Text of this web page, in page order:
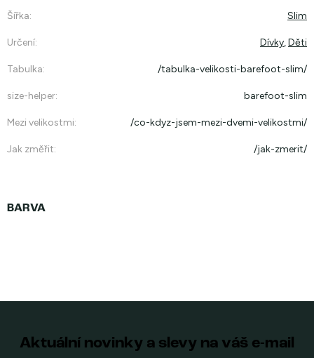
Šířka: Slim
Určení: Dívky,Děti
Tabulka: /tabulka-velikosti-barefoot-slim/
size-helper: barefoot-slim
Mezi velikostmi: /co-kdyz-jsem-mezi-dvemi-velikostmi/
Jak změřit: /jak-zmerit/
Aktuální novinky a slevy na váš e-mail